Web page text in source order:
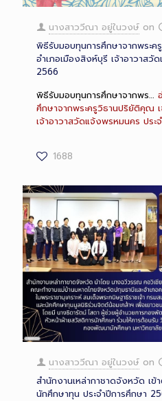
นางสาววีณา อยู่ในวงษ์ on
พิธีรับมอบทุนการศึกษาจากพระ
อำเภอเมืองสิงห์บุรี เจ้าอาวาสวั
2566
พิธีรับมอบทุนการศึกษาจากพร…
ศึกษาจากพระครูวิธานปริยัติคุณ
เจ้าอาวาสวัดแจ้งพรหมนคร ประ
1688
Long
Description
นางสาววีณา อยู่ในวงษ์ on
สำนักงานเหล่ากาชาดจังหวัด เข้
นักศึกษาทุน ประจำปีการศึกษา